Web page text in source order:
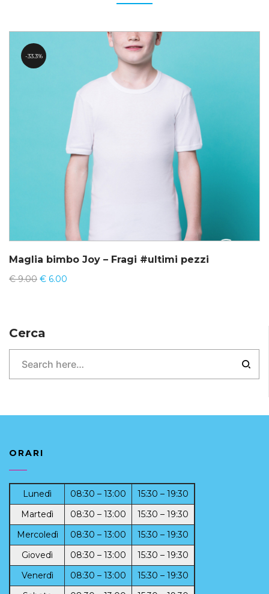
33.3%
Maglia bimbo Joy – Fragi #ultimi pezzi
€9.00 € 6.00
Cerca
ORARI
Lunedì 08:30 – 13:00
15:30 – 19:30
Martedì
08:30 – 13:00
15:30 – 19:30
Mercoledì
08:30 – 13:00
15:30 – 19:30
Giovedì
08:30 – 13:00
15:30 – 19:30
Venerdì
08:30 – 13:00
15:30 – 19:30